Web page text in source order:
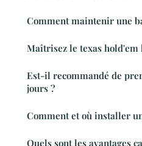
Comment maintenir une
Maîtrisez le texas
Est-il recommandé de
jours ?
Comment et où installer
Quels sont les avantages